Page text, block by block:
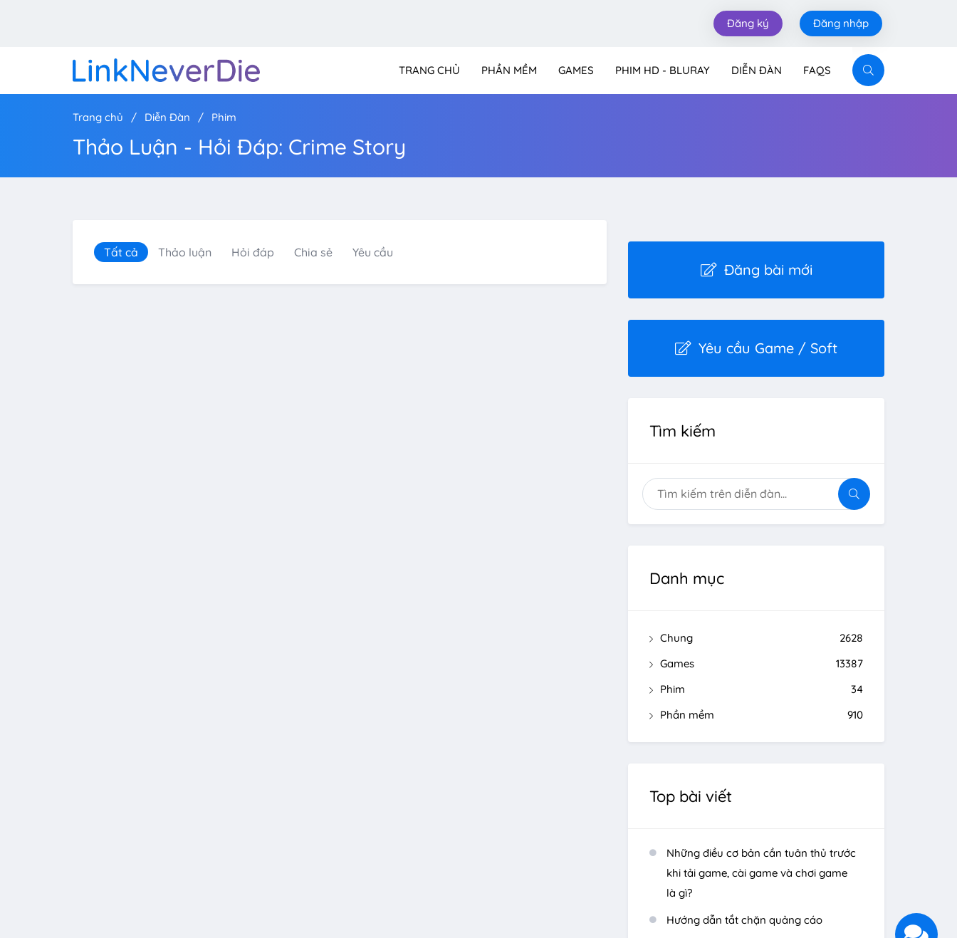
Đăng ký Đăng nhập
TRANG CHỦ PHẦN MỀM GAMES PHIM HD - BLURAY DIỄN ĐÀN FAQS
Trang chủ Diễn Đàn Phim
Thảo Luận - Hỏi Đáp: Crime Story
Tất cả Thảo luận Hỏi đáp Chia sẻ Yêu cầu
Đăng bài mới
Yêu cầu Game / Soft
Tìm kiếm
Danh mục
Chung
2628
Games
13387
Phim
34
Phần mềm
910
Top bài viết
Những điều cơ bản cần tuân thủ trước
khi tải game, cài game và chơi game
là gì?
Hướng dẫn tắt chặn quảng cáo